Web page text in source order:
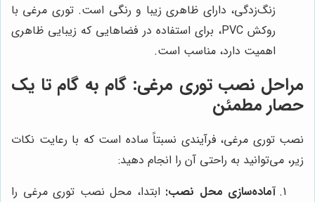
زنگ‌زدگی، دارای ظاهری زیبا و رنگی است. توری مرغی با
روکش PVC، برای استفاده در فضاهایی که زیبایی ظاهری
اهمیت دارد، مناسب است.
مراحل نصب توری مرغی: گام به گام تا یک
حصار مطمئن
نصب توری مرغی، فرآیندی نسبتاً ساده است که با رعایت نکات
زیر، می‌توانید به راحتی آن را انجام دهید:
آماده‌سازی محل نصب: ابتدا، محل نصب توری مرغی را